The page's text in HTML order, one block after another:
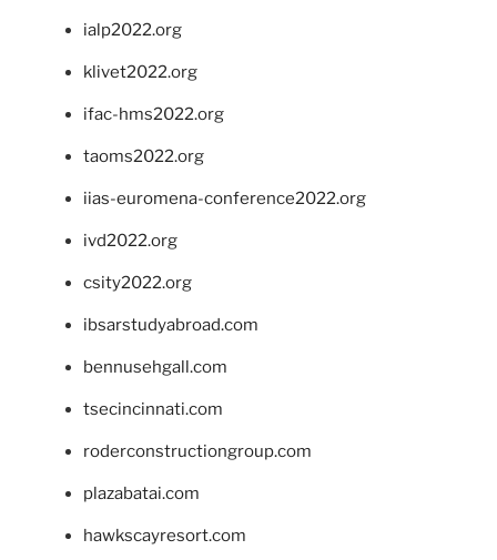
ialp2022.org
klivet2022.org
ifac-hms2022.org
taoms2022.org
iias-euromena-conference2022.org
ivd2022.org
csity2022.org
ibsarstudyabroad.com
bennusehgall.com
tsecincinnati.com
roderconstructiongroup.com
plazabatai.com
hawkscayresort.com